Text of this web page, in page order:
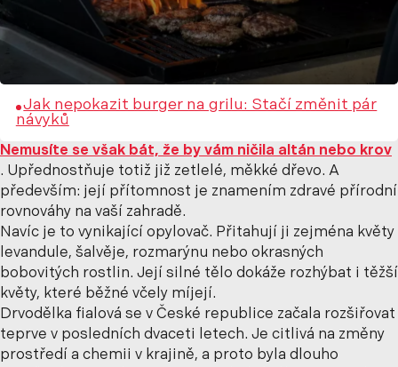
Jak nepokazit burger na grilu: Stačí změnit pár
návyků
Nemusíte se však bát, že by vám ničila altán nebo krov
. Upřednostňuje totiž již zetlelé, měkké dřevo. A
především: její přítomnost je znamením zdravé přírodní
rovnováhy na vaší zahradě.
Navíc je to vynikající opylovač. Přitahují ji zejména květy
levandule, šalvěje, rozmarýnu nebo okrasných
bobovitých rostlin. Její silné tělo dokáže rozhýbat i těžší
květy, které běžné včely míjejí.
Drvodělka fialová se v České republice začala rozšiřovat
teprve v posledních dvaceti letech. Je citlivá na změny
prostředí a chemii v krajině, a proto byla dlouho